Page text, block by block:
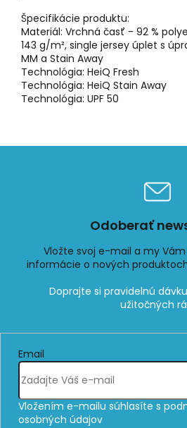
Špecifikácie produktu:
Materiál: Vrchná časť - 92 %
143 g/m², single jersey úplet s
MM a Stain Away
Technológia: HeiQ Fresh
Technológia: HeiQ Stain Away
Technológia: UPF 50
Odoberať
Vložte svoj e-mail a my
informácie o nových
Email
Vložením e-mailu súhlasíte s
osobných údajov